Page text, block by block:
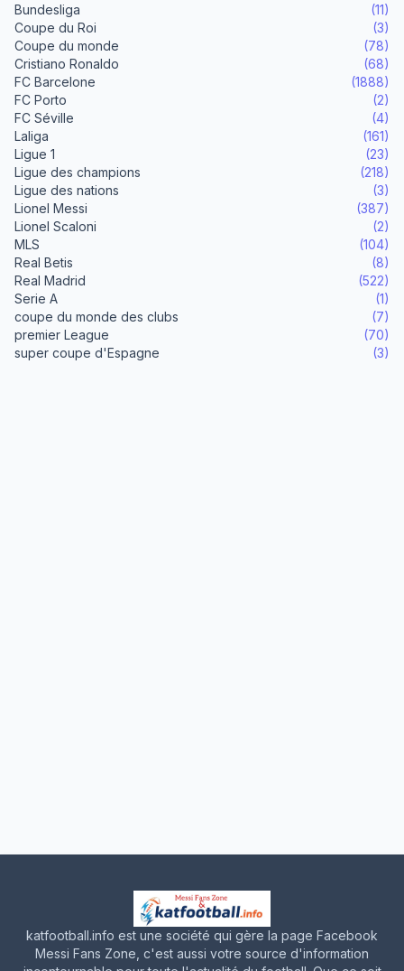
Bundesliga
(11)
Coupe du Roi
(3)
Coupe du monde
(78)
Cristiano Ronaldo
(68)
FC Barcelone
(1888)
FC Porto
(2)
FC Séville
(4)
Laliga
(161)
Ligue 1
(23)
Ligue des champions
(218)
Ligue des nations
(3)
Lionel Messi
(387)
Lionel Scaloni
(2)
MLS
(104)
Real Betis
(8)
Real Madrid
(522)
Serie A
(1)
coupe du monde des clubs
(7)
premier League
(70)
super coupe d'Espagne
(3)
katfootball.info est une société qui gère la page Facebook
Messi Fans Zone, c'est aussi votre source d'information